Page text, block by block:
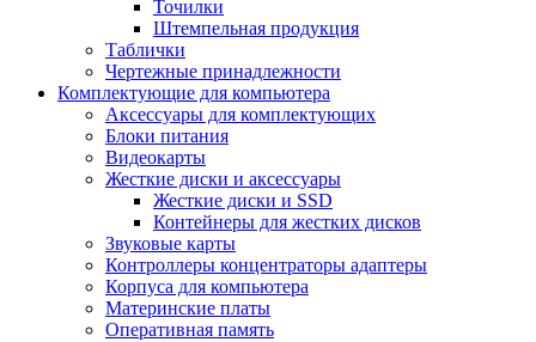
Точилки
Штемпельная продукция
Таблички
Чертежные принадлежности
Комплектующие для компьютера
Аксессуары для комплектующих
Блоки питания
Видеокарты
Жесткие диски и аксессуары
Жесткие диски и SSD
Контейнеры для жестких дисков
Звуковые карты
Контроллеры концентраторы адаптеры
Корпуса для компьютера
Материнские платы
Оперативная память